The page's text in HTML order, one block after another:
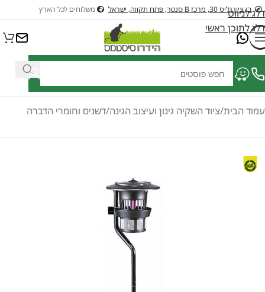
דלג לניווט
דלג לתוכן ראשי
בן ציון גליס 30, מרכז B סנטר, פתח תקווה, ישראל משלוחים לכל הארץ
ציוד לבריכות דגים ונוי ציוד לבריכות שחיה כלי גינון בנזין וחשמלים לגינה
עמוד הבית/ציוד השקיה גינון ועיצוב הגינה/דשנים וחומרי הדברה